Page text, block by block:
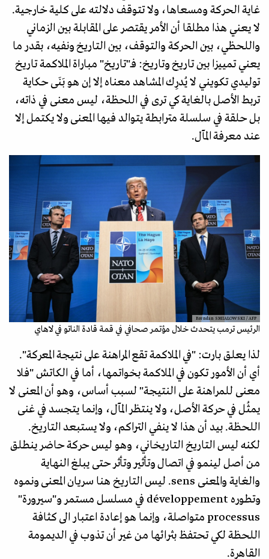
غاية الحركة ومسعاها، ولا تتوقف دلالته على كلية خارجية.
لا يعني هذا مطلقا أن الأمر يقتصر على المقابلة بين الزماني
واللحظي، بين الحركة والتوقف، بين التاريخ ونفيه، بقدر ما
يعني تمييزا بين تاريخ وتاريخ: فـ"تاريخ" مباراة الملاكمة تاريخ
توليدي تكويني لا يُدرِك المشاهد معناه إلا إن هو بَنَى حكاية
تربط الأصل بالغاية كي ترى في اللحظة، ليس معنى في ذاته،
بل حلقة في سلسلة مترابطة يتوالد فيها المعنى ولا يكتمل إلا
عند معرفة المآل.
Brendan SMIALOWSKI / AFP
الرئيس ترمب يتحدث خلال مؤتمر صحافي في قمة قادة الناتو في لاهاي
لذا يعلق بارت: "في الملاكمة تقع المراهنة على نتيجة المعركة".
أي أن الأمور تكون في الملاكمة بخواتمها، أما في الكاتش "فلا
معنى للمراهنة على النتيجة" لسبب أساس، وهو أن المعنى لا
يمثُل في حركة الأصل، ولا ينتظر المآل، وإنما يتجسد في غنى
اللحظة. بيد أن هذا لا ينفي التراكم، ولا يستبعد التاريخ.
لكنه ليس التاريخ التاريخاني، وهو ليس حركة حاضر ينطلق
من أصل لينمو في اتصال وتأثير وتأثر حتى يبلغ النهاية
والغاية والمعنى sens. ليس التاريخ هنا سريان المعنى ونموه
وتطوره développement في مسلسل مستمر و"سيرورة"
processus متواصلة، وإنما هو إعادة اعتبار الى كثافة
اللحظة لكي تحتفظ بثرائها من غير أن تذوب في الديمومة
القاهرة.